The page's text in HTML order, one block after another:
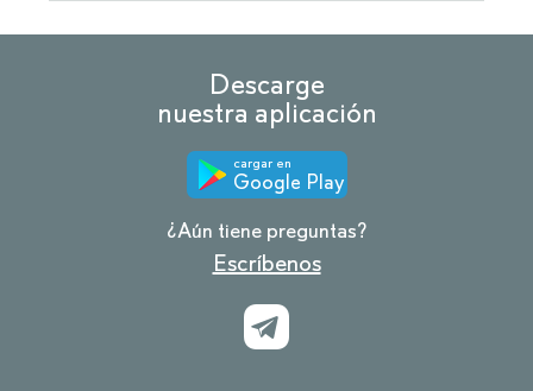
Descarge
nuestra aplicación
cargar en
Google Play
¿Aún tiene preguntas?
Escríbenos